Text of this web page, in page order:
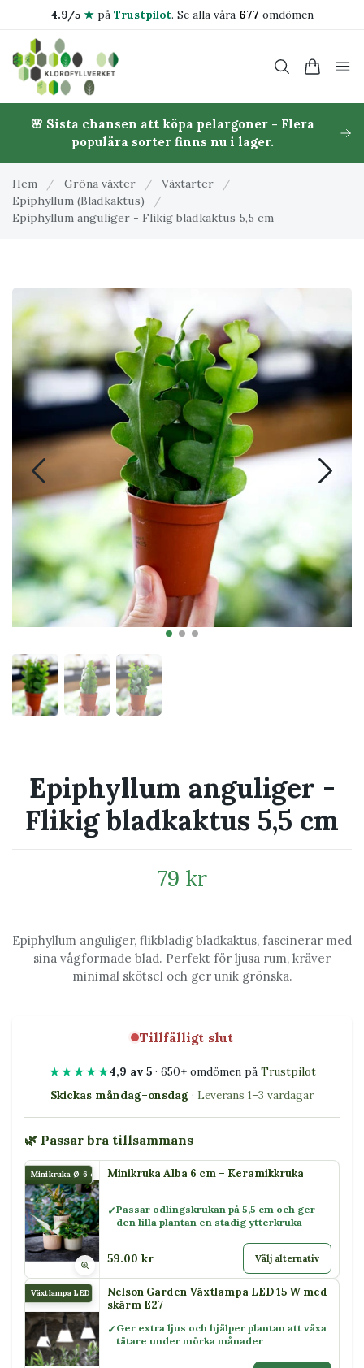
4.9/5 ★på Trustpilot. Se alla våra 677 omdömen
🌸 Sista chansen att köpa pelargoner - Flera
populära sorter finns nu i lager.
Hem / Gröna växter / Växtarter
/
Epiphyllum (Bladkaktus)
/
Epiphyllum anguliger - Flikig bladkaktus 5,5 cm
Epiphyllum anguliger -
Flikig bladkaktus 5,5 cm
79 kr
Epiphyllum anguliger, flikbladig bladkaktus, fascinerar med
sina vågformade blad. Perfekt för ljusa rum, kräver
minimal skötsel och ger unik grönska.
Tillfälligt slut
★★★★★4,9 av 5· 650+ omdömen på Trustpilot
Skickas måndag–onsdag · Leverans 1–3 vardagar
🌿 Passar bra tillsammans
Minikruka Ø 6 cm AlbaMinikruka Alba 6 cm – Keramikkruka
Passar odlingskrukan på 5,5 cm och ger
den lilla plantan en stadig ytterkruka
59.00 kr Välj alternativ
Växtlampa LED 15 WNelson Garden Växtlampa LED 15 W med
skärm E27
Ger extra ljus och hjälper plantan att växa
tätare under mörka månader